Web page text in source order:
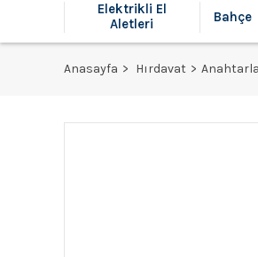
Elektrikli El
Aletleri
Bahçe
Anasayfa Hırdavat